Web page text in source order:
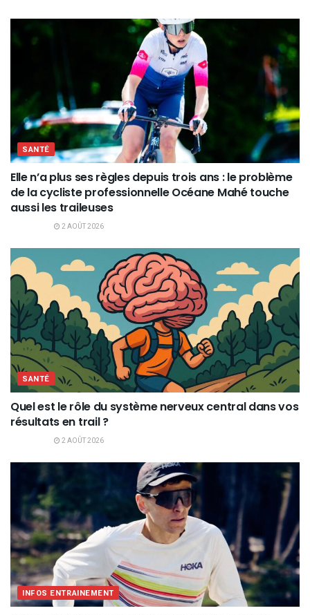
SANTÉ
Elle n’a plus ses règles depuis trois ans : le problème
de la cycliste professionnelle Océane Mahé touche
aussi les traileuses
2 AOÛT 2026
SANTÉ
Quel est le rôle du système nerveux central dans vos
résultats en trail ?
2 AOÛT 2026
INFOS ENTRAINEMENT